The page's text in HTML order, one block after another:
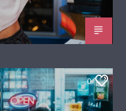
0